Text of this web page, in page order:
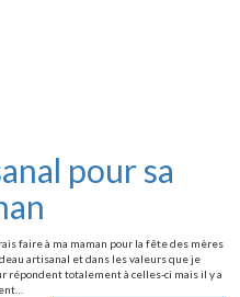
pour sa
faire à ma maman pour la fête des mères
artisanal et dans les valeurs que je
répondent totalement à celles-ci mais il y a